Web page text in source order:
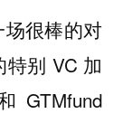
很棒的对
别 VC 加
GTMfund